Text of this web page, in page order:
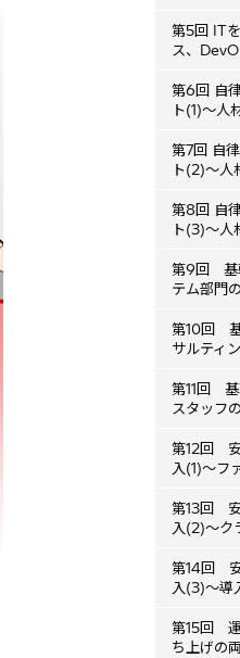
第5回 IT
ス、
第6回 自
ト(1)～人
第7回 自
ト(2)～人
第8回 自
ト(3)～人
第9回 基
テム部門
第10回
サルティ
第11回 基
スタッフ
第12回 安
入(1)～フ
第13回 安
入(2)～ク
第14回 安
入(3)～導
第15回 運
ち上げの